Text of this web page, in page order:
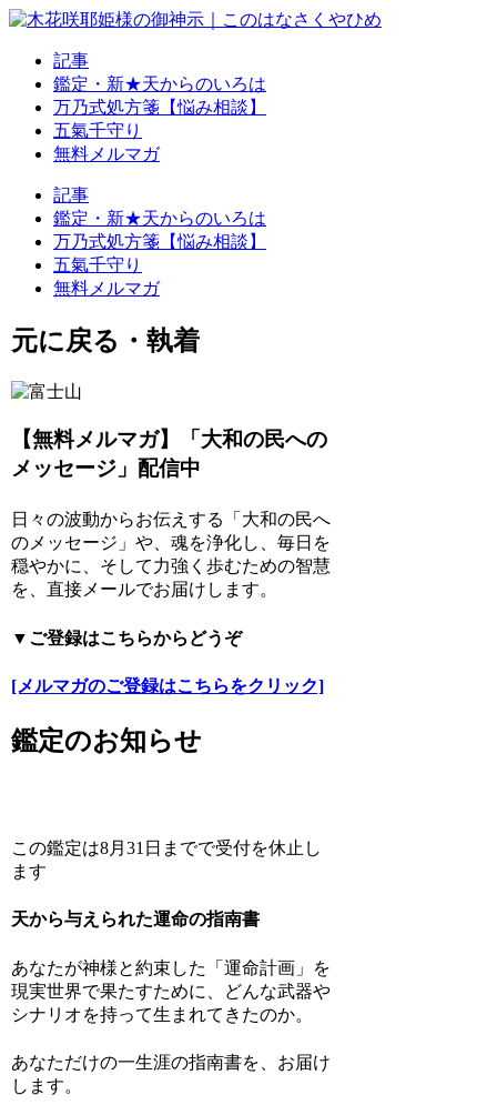
記事
鑑定・新★天からのいろは
万乃式処方箋【悩み相談】
五氣千守り
無料メルマガ
記事
鑑定・新★天からのいろは
万乃式処方箋【悩み相談】
五氣千守り
無料メルマガ
元に戻る・執着
【無料メルマガ】「大和の民への
メッセージ」配信中
日々の波動からお伝えする「大和の民へ
のメッセージ」や、魂を浄化し、毎日を
穏やかに、そして力強く歩むための智慧
を、直接メールでお届けします。
▼ご登録はこちらからどうぞ
[メルマガのご登録はこちらをクリック]
鑑定のお知らせ
この鑑定は8月31日までで受付を休止し
ます
天から与えられた運命の指南書
あなたが神様と約束した「運命計画」を
現実世界で果たすために、どんな武器や
シナリオを持って生まれてきたのか。
あなただけの一生涯の指南書を、お届け
します。